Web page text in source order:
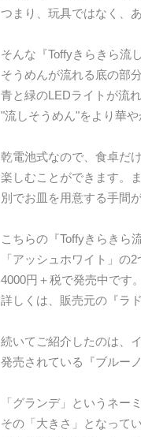
つまり、玩具ではなく、
そんな『Toffyきらきら流
そうめんが流れる底の部
青と緑のLEDライトが流
"流しそうめん"をより華
乾電池式なので、食卓だ
楽しむことができます。
別でお皿を用意する手間
こちらの『Toffyきらきら
「アッシュホワイト」の
4000円＋税で発売中です
詳しくは、販売元の『ラ
続いてご紹介したのは、
発売されている『ブル
「グランデ」というネー
その「大きさ」となって